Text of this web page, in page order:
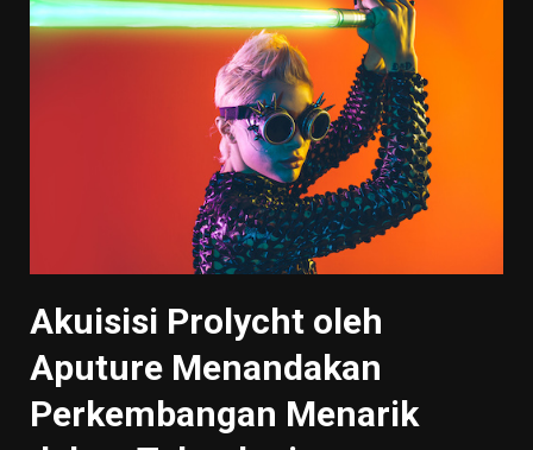
Akuisisi Prolycht oleh
Aputure Menandakan
Perkembangan Menarik